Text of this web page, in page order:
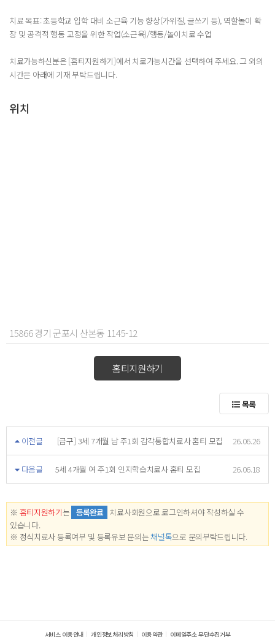
치료 목표: 초등학교 입학 대비 소근육 기능 향상(가위질, 글쓰기 등), 역할놀이 확
장 및 공격적 행동 교정을 위한 작업(소근육)/행동/놀이치료 수업
치료가능하신분은 [홈티지원하기]에서 치료가능시간을 선택하여 주세요. 그 외의
시간은 아래에 기재 부탁드립니다.
위치
15866 경기 군포시 산본동 1145-12
홈티지원하기
목록
이전글 [급구] 3세 7개월 남 주1회 감각통합치료사 홈티 모집 26.06.26
다음글 5세 4개월 여 주1회 인지학습치료사 홈티 모집 26.06.18
※ 홈티지원하기는 등록완료 치료사회원으로 로그인하셔야 작성하실 수
있습니다.
※ 정식치료사 등록여부 및 등록유보 문의는 채널톡으로 문의부탁드립니다.
서비스 이용안내 개인정보처리방침 이용약관 이메일주소 무단수집거부